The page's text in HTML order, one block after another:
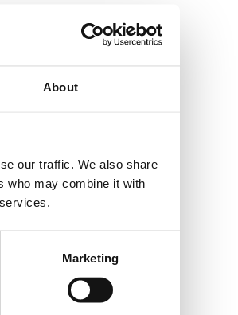
About
our traffic. We also share
who may combine it with
Marketing
ovat tärkeät